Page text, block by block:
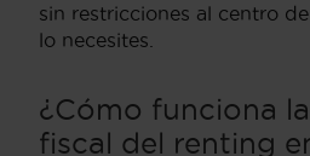
sin restricciones al centro
lo necesites.
¿Cómo funciona
fiscal del renting